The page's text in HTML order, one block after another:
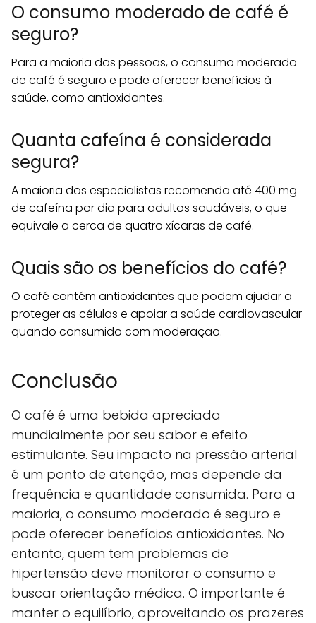
O consumo moderado de café é
seguro?
Para a maioria das pessoas, o consumo moderado
de café é seguro e pode oferecer benefícios à
saúde, como antioxidantes.
Quanta cafeína é considerada
segura?
A maioria dos especialistas recomenda até 400 mg
de cafeína por dia para adultos saudáveis, o que
equivale a cerca de quatro xícaras de café.
Quais são os benefícios do café?
O café contém antioxidantes que podem ajudar a
proteger as células e apoiar a saúde cardiovascular
quando consumido com moderação.
Conclusão
O café é uma bebida apreciada
mundialmente por seu sabor e efeito
estimulante. Seu impacto na pressão arterial
é um ponto de atenção, mas depende da
frequência e quantidade consumida. Para a
maioria, o consumo moderado é seguro e
pode oferecer benefícios antioxidantes. No
entanto, quem tem problemas de
hipertensão deve monitorar o consumo e
buscar orientação médica. O importante é
manter o equilíbrio, aproveitando os prazeres